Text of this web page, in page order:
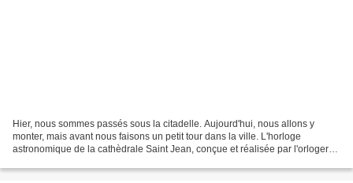
Hier, nous sommes passés sous la citadelle. Aujourd'hui, nous allons y
monter, mais avant nous faisons un petit tour dans la ville. L'horloge
astronomique de la cathèdrale Saint Jean, conçue et réalisée par l'orloger-